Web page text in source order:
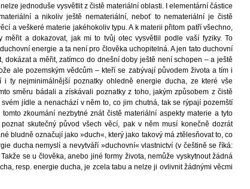
jednoduše vysvětlit z čistě materiální oblasti. I elementární částice
a nikoliv ještě nemateriální, neboť to nemateriální je čistě
a veškeré materie jakéhokoliv typu. A k materii přitom patří všechno,
a dokazovat, jak mi to tvůj otec vysvětlil podle vaší fyziky. To
energie a ta není pro člověka uchopitelná. A jen tato duchovní
a měřit, zatímco do dnešní doby ještě není schopen – a ještě
ale pozemským vědcům – kteří se zabývají původem života a tím i
nejminimálnější poznatky ohledně energie ducha, ze které vše
směru bádali a získávali poznatky z toho, jakým způsobem z čistě
jídle a nenachází v něm to, co jim chutná, tak se rýpají pozemští
zkoumání nezbytné znát čistě materiální aspekty materie a tyto
skutečný původ všech věcí, pak v něm musí konečně dozrát
bludně označují jako »duch«, který jako takový má ztělesňovat to, co
ducha nemyslí a nevytváří »duchovní« vlastnictví (v češtině se říká:
se u člověka, anebo jiné formy života, nemůže vyskytnout žádná
resp. energie ducha, je zcela tabu a nelze ji ovlivnit žádnými věcmi